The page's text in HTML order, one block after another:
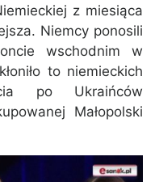
z miesiąca
Niemcy ponosili
wschodnim w
to niemieckich
po Ukraińców
Małopolski